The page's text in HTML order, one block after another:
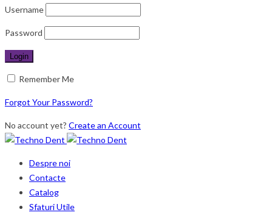
Username
Password
Remember Me
Forgot Your Password?
No account yet? Create an Account
Despre noi
Contacte
Catalog
Sfaturi Utile